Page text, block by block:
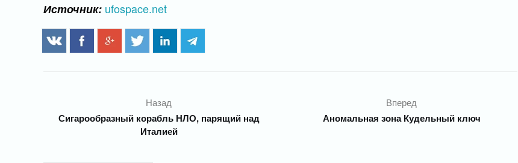
Источник: ufospace.net
Назад
Сигарообразный корабль НЛО, парящий над
Италией
Вперед
Аномальная зона Кудельный ключ